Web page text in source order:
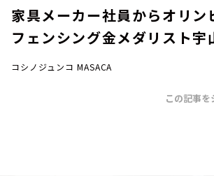
家具メーカー社員からオリン
フェンシング金メダリスト宇
コシノジュンコ MASACA
この記事を